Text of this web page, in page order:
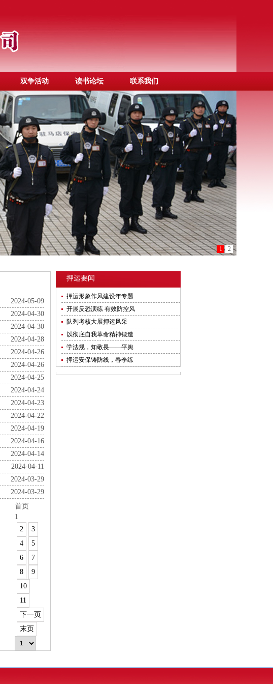
双争活动 读书论坛 联系我们
1 2
2024-05-09
2024-04-30
2024-04-30
2024-04-28
2024-04-26
2024-04-26
2024-04-25
2024-04-24
2024-04-23
2024-04-22
2024-04-19
2024-04-16
2024-04-14
2024-04-11
2024-03-29
2024-03-29
首页
1
2
3
4
5
6
7
8
9
10
11
下一页
末页
押运要闻
押运形象作风建设年专题
开展反恐演练 有效防控风
队列考核大展押运风采
以彻底自我革命精神锻造
学法规，知敬畏——平舆
押运安保铸防线，春季练